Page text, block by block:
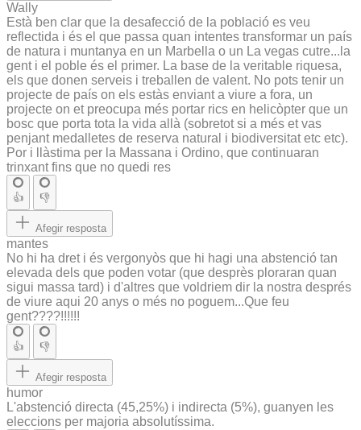
Wally
Està ben clar que la desafecció de la població es veu
reflectida i és el que passa quan intentes transformar un país
de natura i muntanya en un Marbella o un La vegas cutre...la
gent i el poble és el primer. La base de la veritable riquesa,
els que donen serveis i treballen de valent. No pots tenir un
projecte de país on els estàs enviant a viure a fora, un
projecte on et preocupa més portar rics en helicòpter que un
bosc que porta tota la vida allà (sobretot si a més et vas
penjant medalletes de reserva natural i biodiversitat etc etc).
Por i llàstima per la Massana i Ordino, que continuaran
trinxant fins que no quedi res
👍 👎
Afegir resposta
mantes
No hi ha dret i és vergonyòs que hi hagi una abstenció tan
elevada dels que poden votar (que desprès ploraran quan
sigui massa tard) i d'altres que voldriem dir la nostra després
de viure aqui 20 anys o més no poguem...Que feu
gent????!!!!!!
👍 👎
Afegir resposta
humor
L'abstenció directa (45,25%) i indirecta (5%), guanyen les
eleccions per majoria absolutíssima.